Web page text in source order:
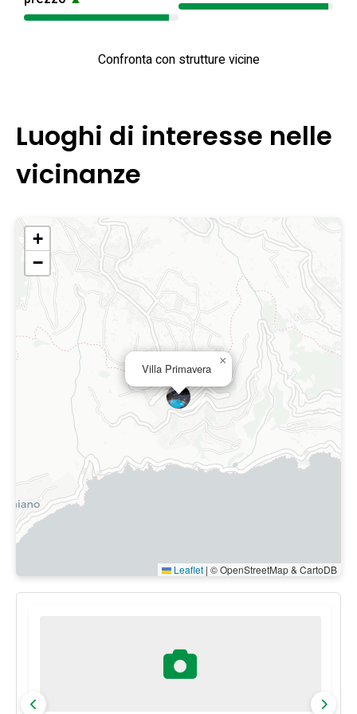
Confronta con strutture vicine
Luoghi di interesse nelle
vicinanze
Villa Primavera
×
+
−
Leaflet | © OpenStreetMap & CartoDB